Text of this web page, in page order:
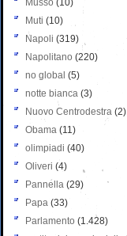
Musso (10)
Muti (10)
Napoli (319)
Napolitano (220)
no global (5)
notte bianca (3)
Nuovo Centrodestra (2)
Obama (11)
olimpiadi (40)
Oliveri (4)
Pannella (29)
Papa (33)
Parlamento (1.428)